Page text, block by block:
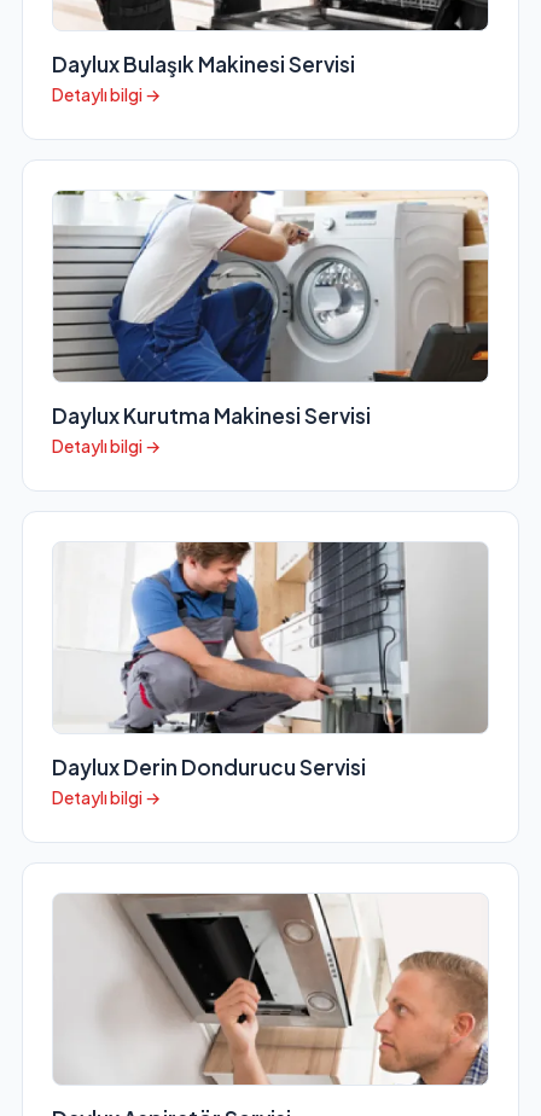
Daylux Bulaşık Makinesi Servisi
Detaylı bilgi →
Daylux Kurutma Makinesi Servisi
Detaylı bilgi →
Daylux Derin Dondurucu Servisi
Detaylı bilgi →